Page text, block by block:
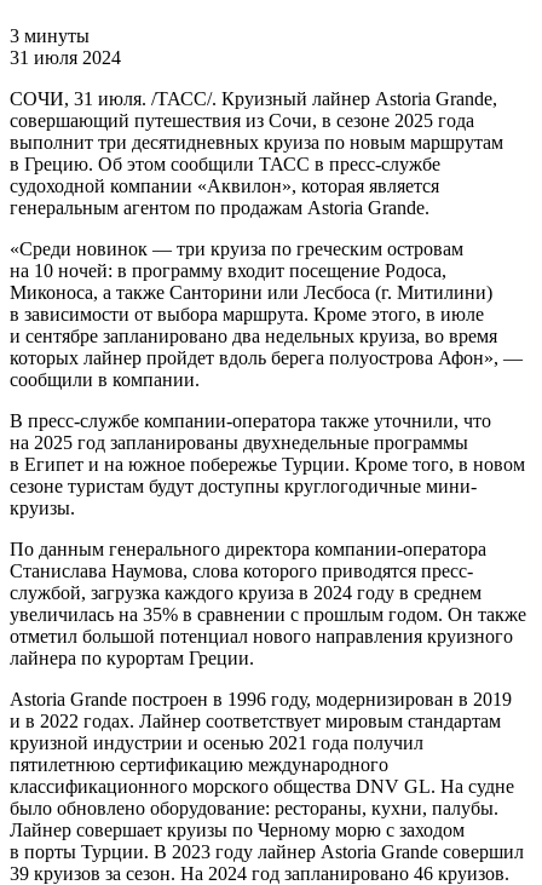
3 минуты
31 июля 2024
СОЧИ, 31 июля. /ТАСС/. Круизный лайнер Astoria Grande,
совершающий путешествия из Сочи, в сезоне 2025 года
выполнит три десятидневных круиза по новым маршрутам
в Грецию. Об этом сообщили ТАСС в пресс-службе
судоходной компании «Аквилон», которая является
генеральным агентом по продажам Astoria Grande.
«Среди новинок — три круиза по греческим островам
на 10 ночей: в программу входит посещение Родоса,
Миконоса, а также Санторини или Лесбоса (г. Митилини)
в зависимости от выбора маршрута. Кроме этого, в июле
и сентябре запланировано два недельных круиза, во время
которых лайнер пройдет вдоль берега полуострова Афон», —
сообщили в компании.
В пресс-службе компании-оператора также уточнили, что
на 2025 год запланированы двухнедельные программы
в Египет и на южное побережье Турции. Кроме того, в новом
сезоне туристам будут доступны круглогодичные мини-
круизы.
По данным генерального директора компании-оператора
Станислава Наумова, слова которого приводятся пресс-
службой, загрузка каждого круиза в 2024 году в среднем
увеличилась на 35% в сравнении с прошлым годом. Он также
отметил большой потенциал нового направления круизного
лайнера по курортам Греции.
Astoria Grande построен в 1996 году, модернизирован в 2019
и в 2022 годах. Лайнер соответствует мировым стандартам
круизной индустрии и осенью 2021 года получил
пятилетнюю сертификацию международного
классификационного морского общества DNV GL. На судне
было обновлено оборудование: рестораны, кухни, палубы.
Лайнер совершает круизы по Черному морю с заходом
в порты Турции. В 2023 году лайнер Astoria Grande совершил
39 круизов за сезон. На 2024 год запланировано 46 круизов.